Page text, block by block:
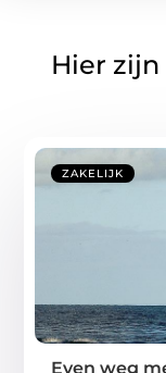
Hier
ZAKELIJK
Even weg